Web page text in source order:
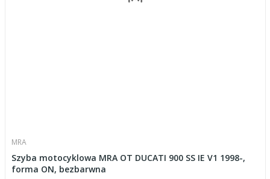
MRA
Szyba motocyklowa MRA OT DUCATI 900 SS IE V1 1998-,
forma ON, bezbarwna